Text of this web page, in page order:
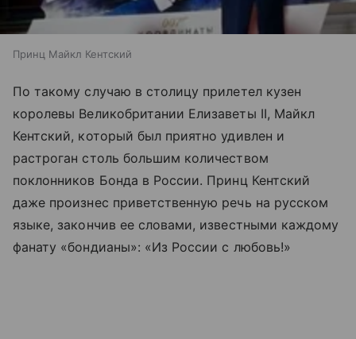
Принц Майкл Кентский
По такому случаю в столицу прилетел кузен
королевы Великобритании Елизаветы II, Майкл
Кентский, который был приятно удивлен и
растроган столь большим количеством
поклонников Бонда в России. Принц Кентский
даже произнес приветственную речь на русском
языке, закончив ее словами, известными каждому
фанату «бондианы»: «Из России с любовь!»